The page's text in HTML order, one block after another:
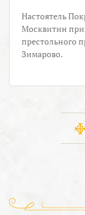
Настоятель
Москвитин
престольного
Зимарово.